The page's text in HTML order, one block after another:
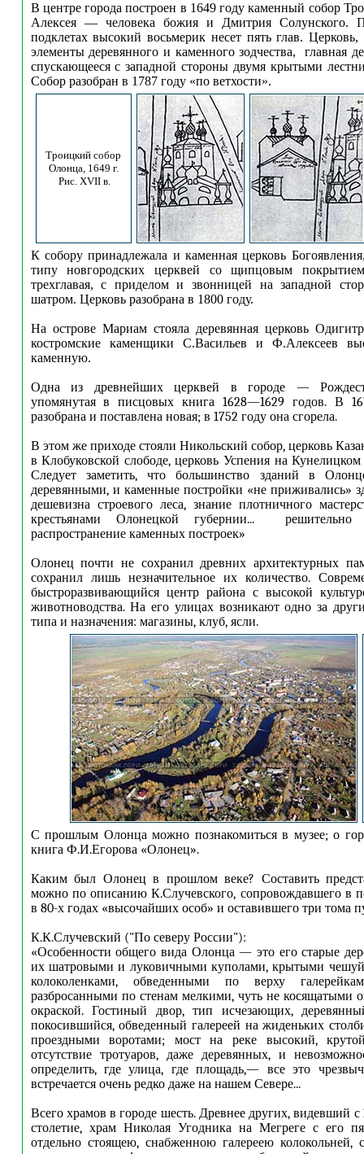
В центре города построен в 1649 году каменный собор
Алексея — человека божия и Дмитрия Солунского.
подклетах высокий восьмерик несет пять глав. Церковь,
элементы деревянного и каменного зодчества, главная
спускающееся с западной стороны двумя крытыми
Собор разобран в 1787 году «по ветхости».
Троицкий собор
Олонца, 1649 г.
Рис. XVII в.
К собору принадлежала и каменная церковь
типу новгородских церквей со щипцовым
трехглавая, с приделом и звонницей на западной
шатром. Церковь разобрана в 1800 году.
На острове Мариам стояла деревянная церковь
костромские каменщики С.Васильев и Ф.Алексеев
каменную.
Одна из древнейших церквей в городе —
упомянутая в писцовых книга 1628—1629 годов. В
разобрана и поставлена новая; в 1752 году она сгорела.
В этом же приходе стояли Никольский собор, церковь
в Клобуковской слободе, церковь Успения на
Следует заметить, что большинство зданий в
деревянными, и каменные постройки «не приживались»
дешевизна строевого леса, знание плотничного
крестьянами Олонецкой губернии... решительно
распространение каменных построек»
Олонец почти не сохранил древних архитектурных
сохранил лишь незначительное их количество.
быстроразвивающийся центр района с высокой
животноводства. На его улицах возникают одно за
типа и назначения: магазины, клуб, ясли.
С прошлым Олонца можно познакомиться в музее; о
книга Ф.И.Егорова «Олонец».
Каким был Олонец в прошлом веке? Составить
можно по описанию К.Случевского, сопровождавшего в
в 80-х годах «высочайших особ» и оставившего три тома
К.К.Случевский ("По северу России"):
«Особенности общего вида Олонца — это его старые
их шатровыми и луковичными куполами, крытыми
колоколенками, обведенными по верху
разбросанными по стенам мелкими, чуть не косящатыми
окраской. Гостиный двор, тип исчезающих,
покосившийся, обведенный галереей на жиденьких
проездными воротами; мост на реке высокий,
отсутствие тротуаров, даже деревянных, и
определить, где улица, где площадь,— все это
встречается очень редко даже на нашем Севере...
Всего храмов в городе шесть. Древнее других, видевший с
столетие, храм Николая Угодника на Мегреге с его
отдельно стоящею, снабженною галереею